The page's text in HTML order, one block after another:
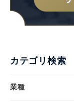
カテゴリ検索
業種